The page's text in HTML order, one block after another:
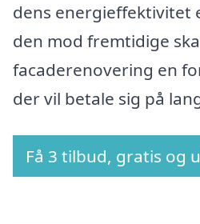
dens energieffektivitet
den mod fremtidige
facaderenovering en
der vil betale sig på
Få 3 tilbud, gratis og